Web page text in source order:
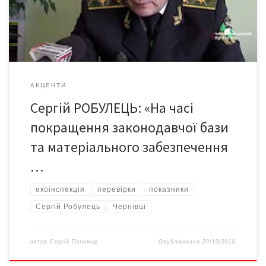
законів про довкілля на землях лісового та природно-
заповідного […]
АКЦЕНТИ
Сергій РОБУЛЕЦЬ: «На часі
покращення законодавчої бази
та матеріального забезпечення
…
екоінспекція перевірки показники
Сергій Робулець Чернівці
автор Сергій Паламар Опубліковано20/10/2018